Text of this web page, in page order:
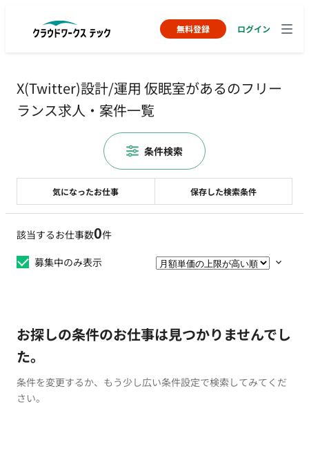
無料登録 ログイン
X(Twitter)設計/運用 仮眠室があるのフリー
ランス求人・案件一覧
該当するお仕事数0件
募集中のみ表示
お探しの条件のお仕事は見つかりませんでし
た。
条件を変更するか、もう少し広い条件設定で検索してみてくだ
さい。
気になったお仕事 保存した検索条件
条件検索